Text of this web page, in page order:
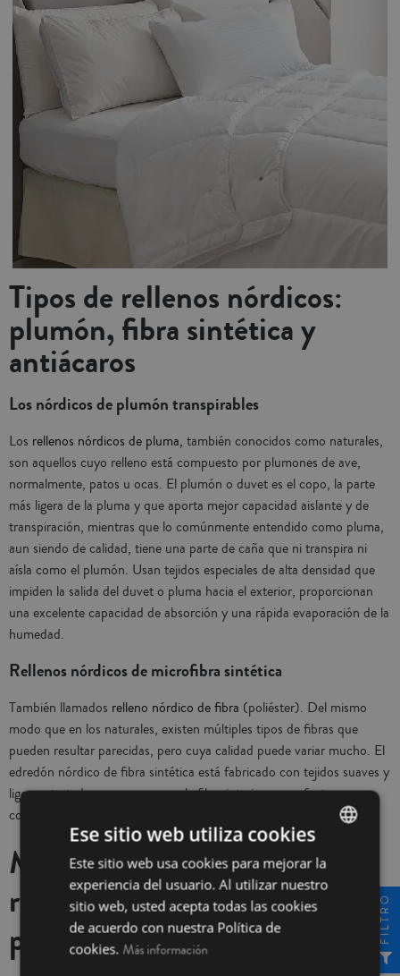
Tipos de rellenos nórdicos:
plumón, fibra sintética y
antiácaros
Los nórdicos de plumón transpirables
Los rellenos nórdicos de pluma, también conocidos como naturales,
son aquellos cuyo relleno está compuesto por plumones de ave,
normalmente, patos u ocas. El plumón o duvet es el copo, la parte
más ligera de la pluma y que aporta mejor capacidad aislante y de
transpiración, mientras que lo comúnmente entendido como pluma,
aun siendo de calidad, tiene una parte de caña que ni transpira ni
aísla como el plumón. Usan tejidos especiales de alta densidad que
impiden la salida del duvet o pluma hacia el exterior, proporcionan
una excelente capacidad de absorción y una rápida evaporación de la
humedad.
Rellenos nórdicos de microfibra sintética
También llamados relleno nórdico de fibra (poliéster). Del mismo
modo que en los naturales, existen múltiples tipos de fibras que
pueden resultar parecidas, pero cuya calidad puede variar mucho. El
edredón nórdico de fibra sintética está fabricado con tejidos suaves y
ligeros, tratados para conservar la fibra interior en perfectas
condiciones y asegurando un óptimo rendimiento
Materiales de nuestros
rellenos nórdicos: microfibra y
pluma
FILTRO
SPANISH
INGLÉS
Ese sitio web utiliza cookies
Este sitio web usa cookies para mejorar la
experiencia del usuario. Al utilizar nuestro
sitio web, usted acepta todas las cookies
de acuerdo con nuestra Política de
cookies. Más información